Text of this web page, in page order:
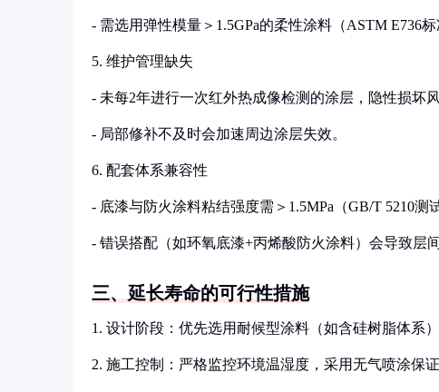
- 需选用弹性模量＞1.5GPa的柔性涂料（ASTM E736标
5. 维护管理缺失
- 未每2年进行一次红外热成像检测的涂层，隐性损坏
- 局部修补不及时会加速周边涂层失效。
6. 配套体系兼容性
- 底漆与防火涂料粘结强度需＞1.5MPa（GB/T 5210测
- 错误搭配（如环氧底漆+丙烯酸防火涂料）会导致层间
三、延长寿命的可行性措施
1. 设计阶段：优先选用耐候型涂料（如含硅树脂体系
2. 施工控制：严格监控环境温湿度，采用无气喷涂保